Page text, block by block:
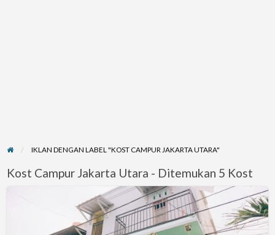
IKLAN DENGAN LABEL "KOST CAMPUR JAKARTA UTARA"
Kost Campur Jakarta Utara - Ditemukan 5 Kost